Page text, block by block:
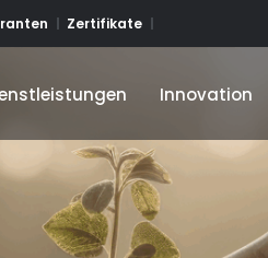
Zertifikate
Innovation